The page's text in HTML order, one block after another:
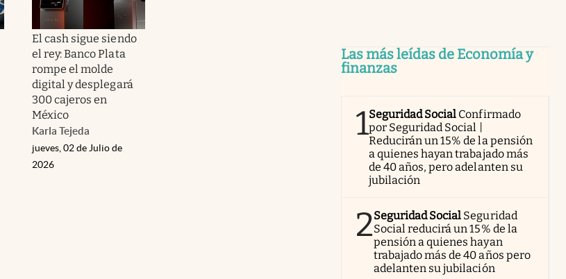
El cash sigue siendo
el rey: Banco Plata
rompe el molde
digital y desplegará
300 cajeros en
México
Karla Tejeda
jueves, 02 de Julio de
2026
Las más leídas de Economía y
finanzas
1Seguridad Social Confirmado
por Seguridad Social |
Reducirán un 15% de la pensión
a quienes hayan trabajado más
de 40 años, pero adelanten su
jubilación
2Seguridad Social Seguridad
Social reducirá un 15% de la
pensión a quienes hayan
trabajado más de 40 años pero
adelanten su jubilación